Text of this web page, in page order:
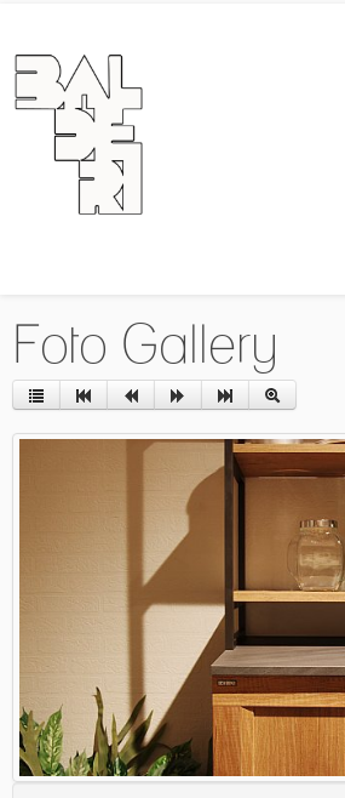
Foto Gallery